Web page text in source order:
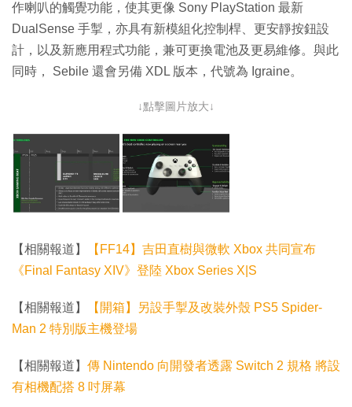
作喇叭的觸覺功能，使其更像 Sony PlayStation 最新
DualSense 手掣，亦具有新模組化控制桿、更安靜按鈕設
計，以及新應用程式功能，兼可更換電池及更易維修。與此
同時， Sebile 還會另備 XDL 版本，代號為 Igraine。
↓點擊圖片放大↓
【相關報道】
【FF14】吉田直樹與微軟 Xbox 共同宣布
《Final Fantasy XIV》登陸 Xbox Series X|S
【相關報道】
【開箱】另設手掣及改裝外殼 PS5 Spider-
Man 2 特別版主機登場
【相關報道】 傳 Nintendo 向開發者透露 Switch 2 規格 將設
有相機配搭 8 吋屏幕